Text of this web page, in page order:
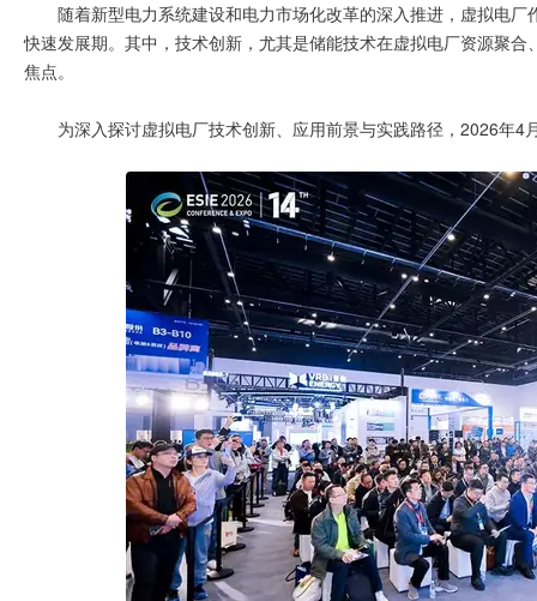
随着新型电力系统建设和电力市场化改革的深入推进，虚拟电
快速发展期。其中，技术创新，尤其是储能技术在虚拟电厂资源聚
焦点。
为深入探讨虚拟电厂技术创新、应用前景与实践路径，2026年4